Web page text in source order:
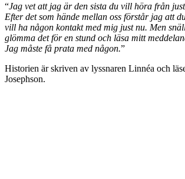
“Jag vet att jag är den sista du vill höra från
Efter det som hände mellan oss förstår jag att
vill ha någon kontakt med mig just nu. Men
glömma det för en stund och läsa mitt
Jag måste få prata med någon.”
Historien är skriven av lyssnaren Linnéa och
Josephson.